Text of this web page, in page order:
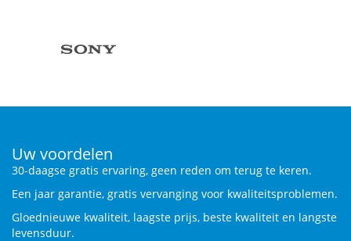
Uw voordelen
30-daagse gratis ervaring, geen reden om terug te keren.
Een jaar garantie, gratis vervanging voor kwaliteitsproblemen.
Gloednieuwe kwaliteit, laagste prijs, beste kwaliteit en langste
levensduur.